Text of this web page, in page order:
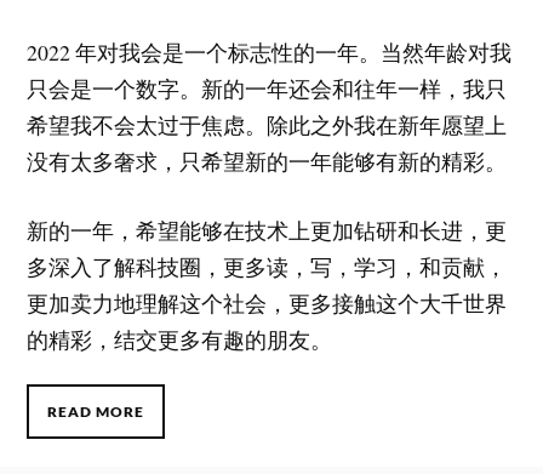
2022 年对我会是一个标志性的一年。当然年龄对我
只会是一个数字。新的一年还会和往年一样，我只
希望我不会太过于焦虑。除此之外我在新年愿望上
没有太多奢求，只希望新的一年能够有新的精彩。
新的一年，希望能够在技术上更加钻研和长进，更
多深入了解科技圈，更多读，写，学习，和贡献，
更加卖力地理解这个社会，更多接触这个大千世界
的精彩，结交更多有趣的朋友。
READ MORE